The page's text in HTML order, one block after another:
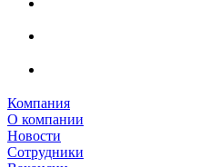
Компания
О компании
Новости
Сотрудники